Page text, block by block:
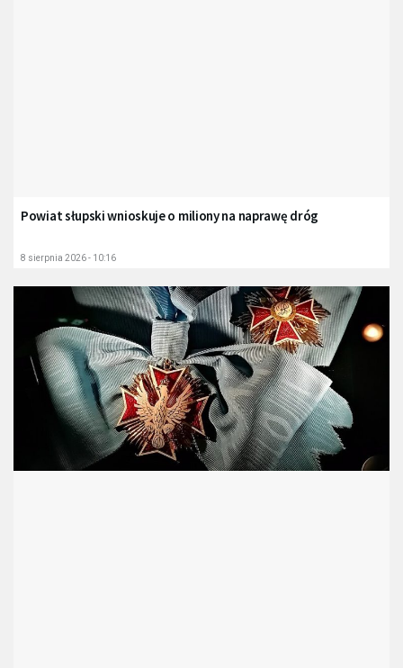
Powiat słupski wnioskuje o miliony na naprawę dróg
8 sierpnia 2026 - 10:16